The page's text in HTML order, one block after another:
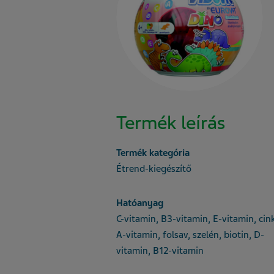
Termék leírás
Termék kategória
Étrend-kiegészítő
Hatóanyag
C-vitamin, B3-vitamin, E-vitamin,
A-vitamin, folsav, szelén, biotin, D-
vitamin, B12-vitamin